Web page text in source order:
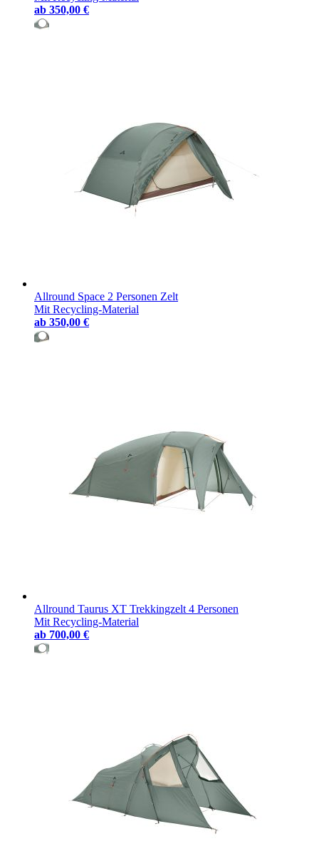
ab 350,00 €
Allround Space 2 Personen Zelt
Mit Recycling-Material
ab 350,00 €
Allround Taurus XT Trekkingzelt 4 Personen
Mit Recycling-Material
ab 700,00 €